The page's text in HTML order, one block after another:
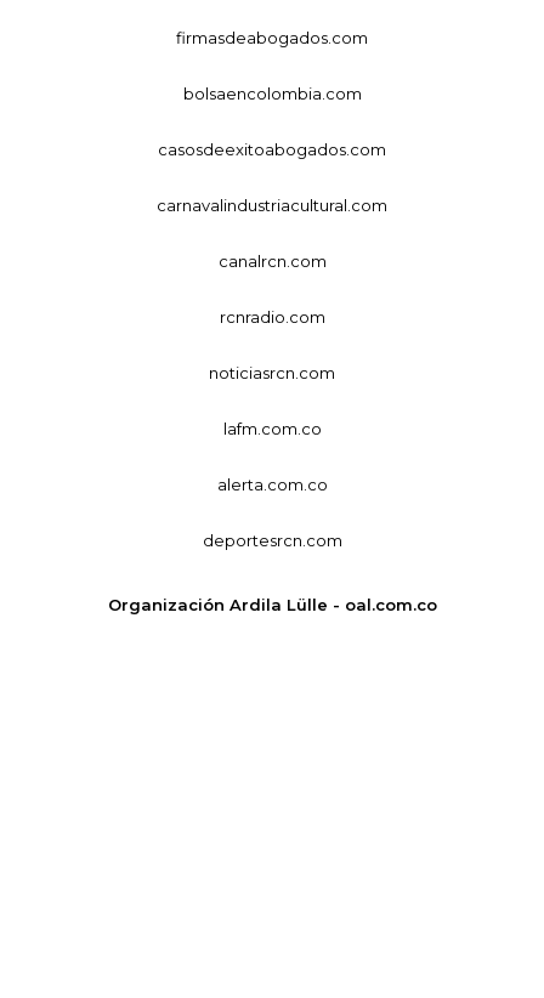
firmasdeabogados.com
bolsaencolombia.com
casosdeexitoabogados.com
carnavalindustriacultural.com
canalrcn.com
rcnradio.com
noticiasrcn.com
lafm.com.co
alerta.com.co
deportesrcn.com
Organización Ardila Lülle - oal.com.co